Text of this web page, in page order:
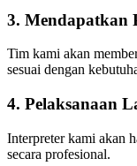
3. Mendapatkan
Tim kami akan
sesuai dengan
4. Pelaksanaan
Interpreter kami akan
secara profesional.